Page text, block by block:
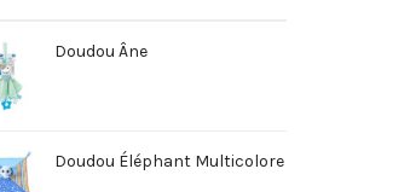
Doudou Âne
Doudou Éléphant Multicolore